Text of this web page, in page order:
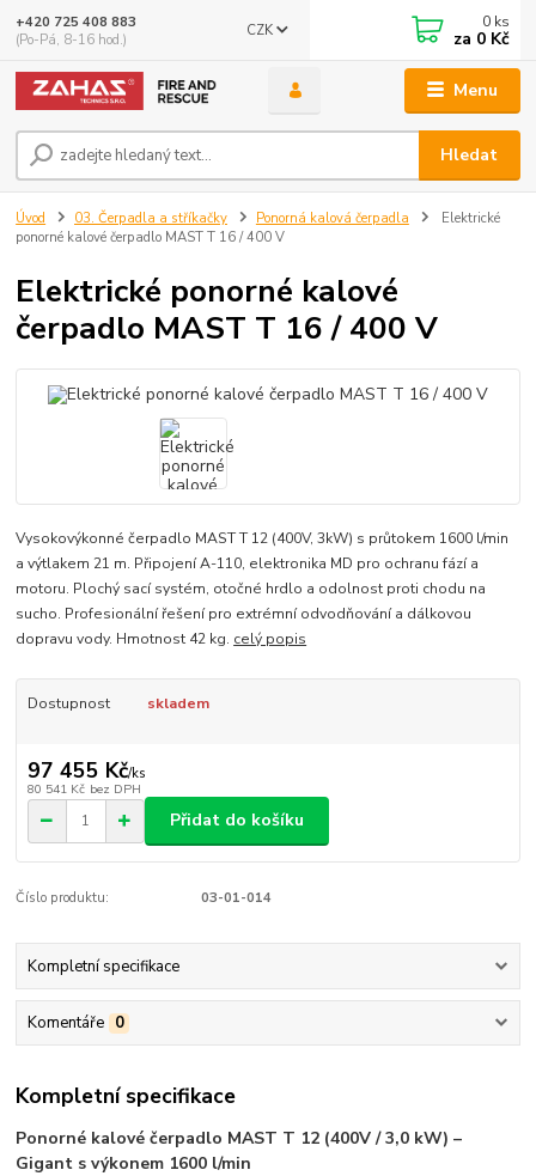
Menu
CZK
Hledat
+420 725 408 883
(Po-Pá, 8-16 hod.)
0 ks
za 0 Kč
Úvod 03. Čerpadla a stříkačky Ponorná kalová čerpadla
Elektrické
ponorné kalové čerpadlo MAST T 16 / 400 V
Elektrické ponorné kalové
čerpadlo MAST T 16 / 400 V
Vysokovýkonné čerpadlo MAST T 12 (400V, 3kW) s průtokem 1600 l/min
a výtlakem 21 m. Připojení A-110, elektronika MD pro ochranu fází a
motoru. Plochý sací systém, otočné hrdlo a odolnost proti chodu na
sucho. Profesionální řešení pro extrémní odvodňování a dálkovou
dopravu vody. Hmotnost 42 kg. celý popis
Dostupnost skladem
97 455 Kč/ks
80 541 Kč bez DPH
Přidat do košíku
Číslo produktu: 03-01-014
Kompletní specifikace
Komentáře 0
Kompletní specifikace
Ponorné kalové čerpadlo MAST T 12 (400V / 3,0 kW) –
Gigant s výkonem 1600 l/min